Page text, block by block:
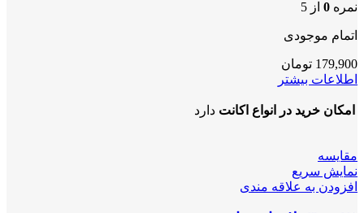
نمره 0 از 5
اتمام موجودی
179,900 تومان
اطلاعات بیشتر
امکان خرید در انواع اکانت دارد
مقايسه
نمایش سریع
افزودن به علاقه مندی